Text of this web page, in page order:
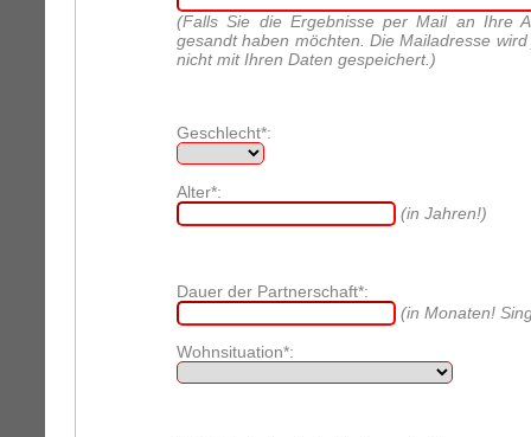
(Falls Sie die Ergebnisse per Mail an Ihre
gesandt haben möchten. Die Mailadresse
nicht mit Ihren Daten gespeichert.)
Geschlecht*:
Alter*:
(in Jahren!)
Dauer der Partnerschaft*:
(in Monaten!
Wohnsituation*: